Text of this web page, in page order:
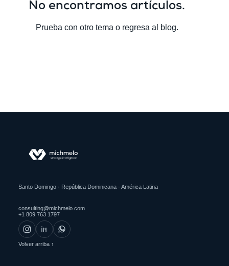
No encontramos artículos.
Prueba con otro tema o regresa al blog.
Santo Domingo · República Dominicana · América Latina
consulting@michmelo.com
+1 809 763 1797
Volver arriba ↑